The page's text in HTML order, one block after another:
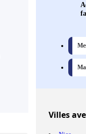
Villes